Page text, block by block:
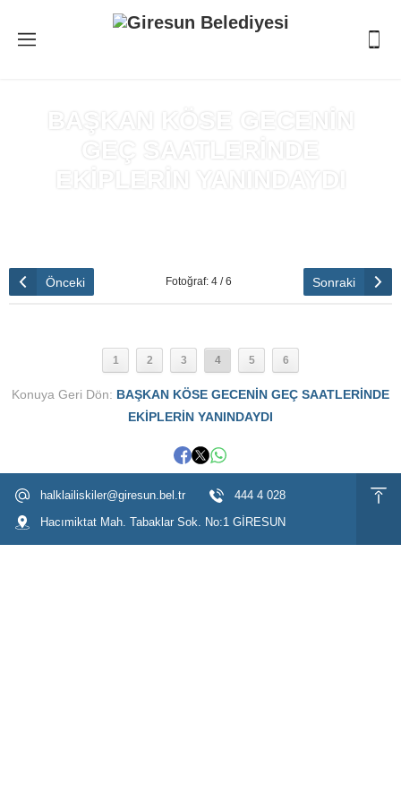
BAŞKAN KÖSE GECENİN
GEÇ SAATLERİNDE
EKİPLERİN YANINDAYDI
Önceki Fotoğraf: 4 / 6 Sonraki
1 2 3 4 5 6
Konuya Geri Dön: BAŞKAN KÖSE GECENİN GEÇ SAATLERİNDE
EKİPLERİN YANINDAYDI
halklailiskiler@giresun.bel.tr
444 4 028
Hacımiktat Mah. Tabaklar Sok. No:1 GİRESUN